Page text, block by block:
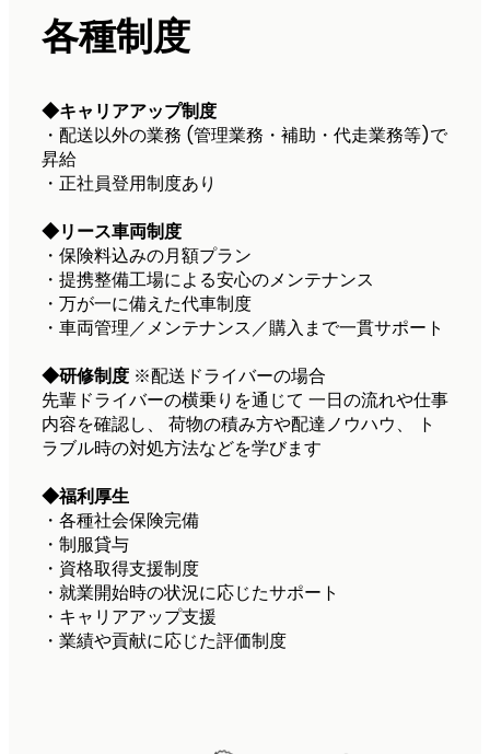
各種制度
◆キャリアアップ制度
・配送以外の業務 (管理業務・補助・代走業務等)で
昇給
・正社員登用制度あり
◆リース車両制度
・保険料込みの月額プラン
・提携整備工場による安心のメンテナンス
・万が一に備えた代車制度
・車両管理／メンテナンス／購入まで一貫サポート
◆研修制度 ※配送ドライバーの場合
先輩ドライバーの横乗りを通じて 一日の流れや仕事
内容を確認し、 荷物の積み方や配達ノウハウ、 ト
ラブル時の対処方法などを学びます
◆福利厚生
・各種社会保険完備
・制服貸与
・資格取得支援制度
・就業開始時の状況に応じたサポート
・キャリアアップ支援
・業績や貢献に応じた評価制度